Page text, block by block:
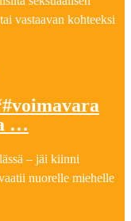
vastaavan kohteeksi
…
– jäi kiinni
nuorelle miehelle